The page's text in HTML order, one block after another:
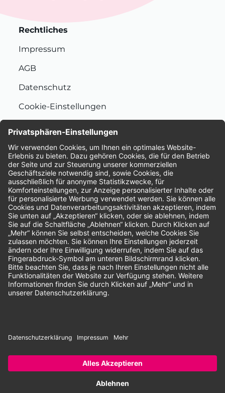
Rechtliches
Impressum
AGB
Datenschutz
Cookie-Einstellungen
Bewertungen
Unsere Zahlungsarten:
Rechnung SEPA-Lastschrift Vorkasse